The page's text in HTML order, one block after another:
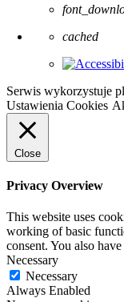
Reset all
cached
Serwis wykorzystuje
Ustawienia Cookies
Close
Privacy Overview
This website uses
working of basic
consent. You also
Necessary
Necessary
Always Enabled